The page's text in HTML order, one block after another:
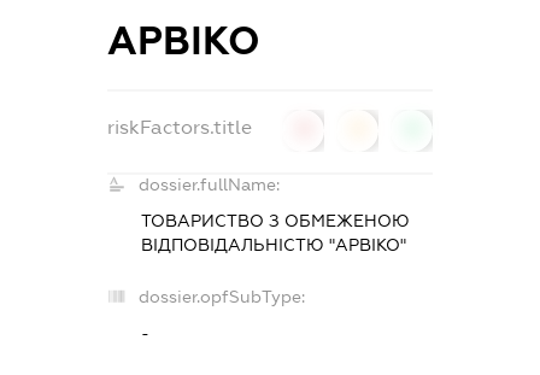
АРВІКО
riskFactors.title
dossier.fullName:
ТОВАРИСТВО З ОБМЕЖЕНОЮ
ВІДПОВІДАЛЬНІСТЮ "АРВІКО"
dossier.opfSubType:
-